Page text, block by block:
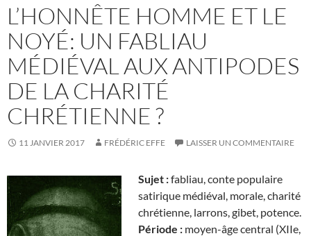
L’HONNÊTE HOMME ET LE
NOYÉ: UN FABLIAU
MÉDIÉVAL AUX ANTIPODES
DE LA CHARITÉ
CHRÉTIENNE ?
11 JANVIER 2017 FRÉDÉRIC EFFE LAISSER UN COMMENTAIRE
Sujet :fabliau, conte populaire
satirique médiéval, morale, charité
chrétienne, larrons, gibet, potence.
Période : moyen-âge central (XIIe,